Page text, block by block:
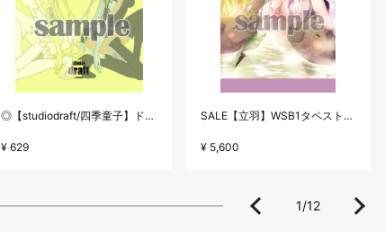
◎【studiodraft/四季童子】ドリコミクロス巻メモ1
¥ 629
SALE【立羽】WSB1タペストリー・E☆2 frontier Vol.2
¥ 5,600
1/12